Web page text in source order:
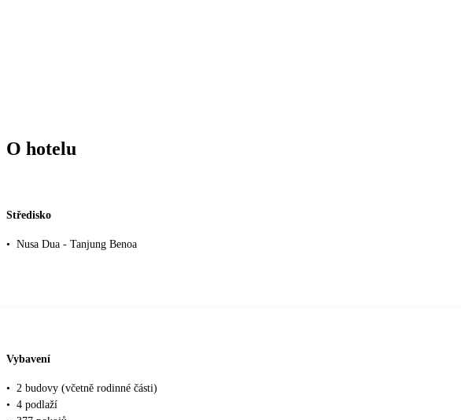
O hotelu
Středisko
• Nusa Dua - Tanjung Benoa
Vybavení
• 2 budovy (včetně rodinné části)
• 4 podlaží